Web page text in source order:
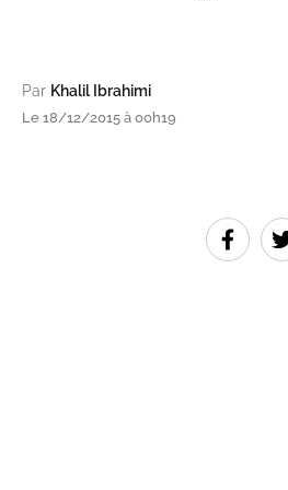
Par Khalil Ibrahimi
Le 18/12/2015 à 00h19